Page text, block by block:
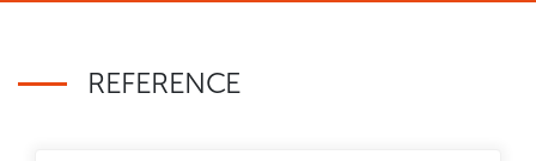
REFERENCE